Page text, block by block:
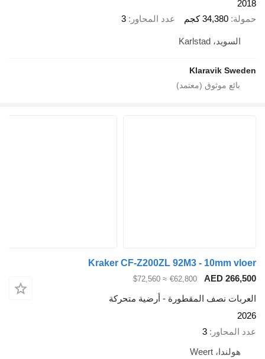
34,380 كجم عدد المحاور 3
Klaravik
Kraker CF-Z200ZL 92M3 -
AED
€62,800
≈ $72,560
نصف المقطورة - أرضية متحركة
3